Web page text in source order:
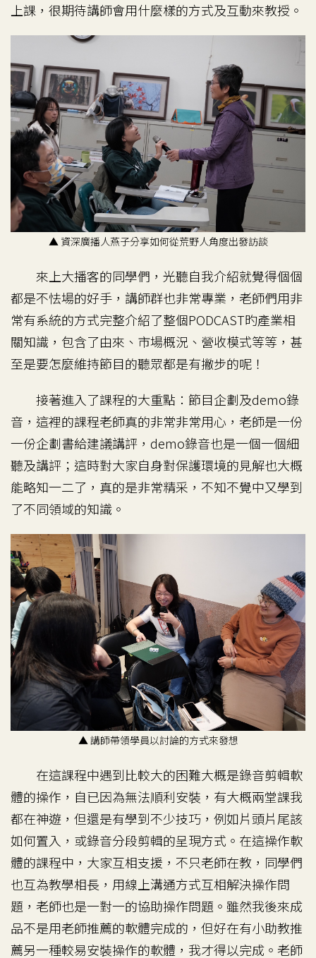
上課，很期待講師會用什麼樣的方式及互動來教授。
▲ 資深廣播人燕子分享如何從荒野人角度出發訪談
來上大播客的同學們，光聽自我介紹就覺得個個
都是不怯場的好手，講師群也非常專業，老師們用非
常有系統的方式完整介紹了整個PODCAST旳產業相
關知識，包含了由來、市場概況、營收模式等等，甚
至是要怎麼維持節目的聽眾都是有撇步的呢！
接著進入了課程的大重點：節目企劃及demo錄
音，這裡的課程老師真的非常非常用心，老師是一份
一份企劃書給建議講評，demo錄音也是一個一個細
聽及講評；這時對大家自身對保護環境的見解也大概
能略知一二了，真的是非常精采，不知不覺中又學到
了不同領域的知識。
▲ 講師帶領學員以討論的方式來發想
在這課程中遇到比較大的困難大概是錄音剪輯軟
體的操作，自已因為無法順利安裝，有大概兩堂課我
都在神遊，但還是有學到不少技巧，例如片頭片尾該
如何置入，或錄音分段剪輯的呈現方式。在這操作軟
體的課程中，大家互相支援，不只老師在教，同學們
也互為教學相長，用線上溝通方式互相解決操作問
題，老師也是一對一的協助操作問題。雖然我後來成
品不是用老師推薦的軟體完成的，但好在有小助教推
薦另一種較易安裝操作的軟體，我才得以完成。老師